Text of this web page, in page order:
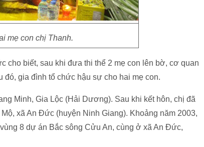
mẹ con chị Thanh.
biết, sau khi đưa thi thể 2 mẹ con lên bờ, cơ quan
gia đình tổ chức hậu sự cho hai mẹ con.
Minh, Gia Lộc (Hải Dương). Sau khi kết hôn, chị đã
xã An Đức (huyện Ninh Giang). Khoảng năm 2003,
8 dự án Bắc sông Cửu An, cùng ở xã An Đức,